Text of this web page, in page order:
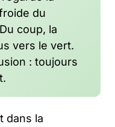
du
coup, la
vers le vert.
: toujours
dans la